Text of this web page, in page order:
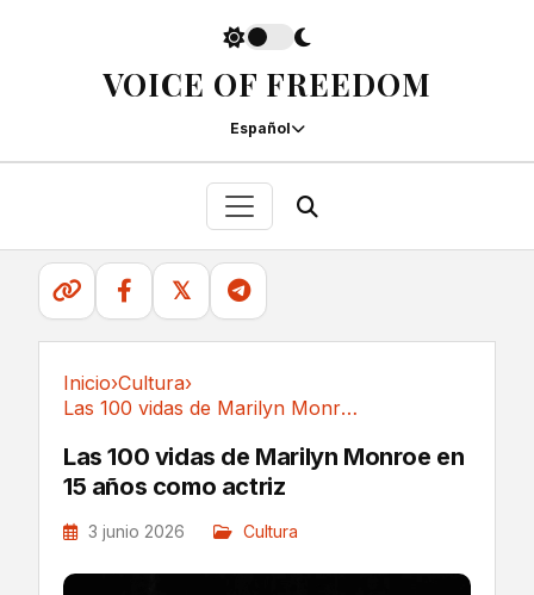
VOICE OF FREEDOM
Español
𝕏
Inicio›Cultura›
Las 100 vidas de Marilyn Monroe en 15 años como actriz
Las 100 vidas de Marilyn Monroe en
15 años como actriz
3 junio 2026 Cultura